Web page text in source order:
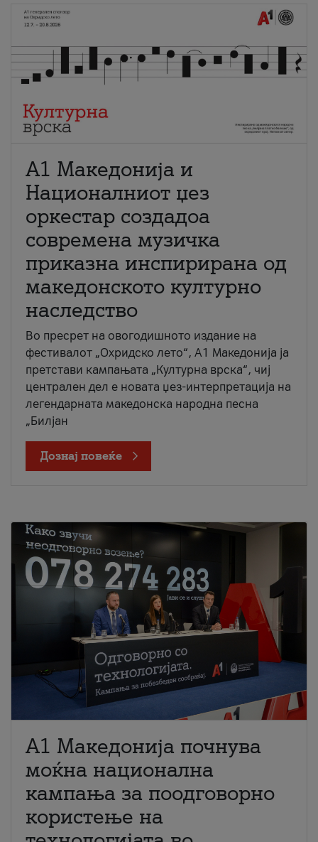
А1 Македонија и
Националниот џез
оркестар создадоа
современа музичка
приказна инспирирана од
македонското културно
наследство
Во пресрет на овогодишното издание на
фестивалот „Охридско лето“, А1 Македонија ја
претстави кампањата „Културна врска“, чиј
централен дел е новата џез-интерпретација на
легендарната македонска народна песна
„Билјан
Дознај повеќе
A1 Македонија почнува
моќна национална
кампања за поодговорно
користење на